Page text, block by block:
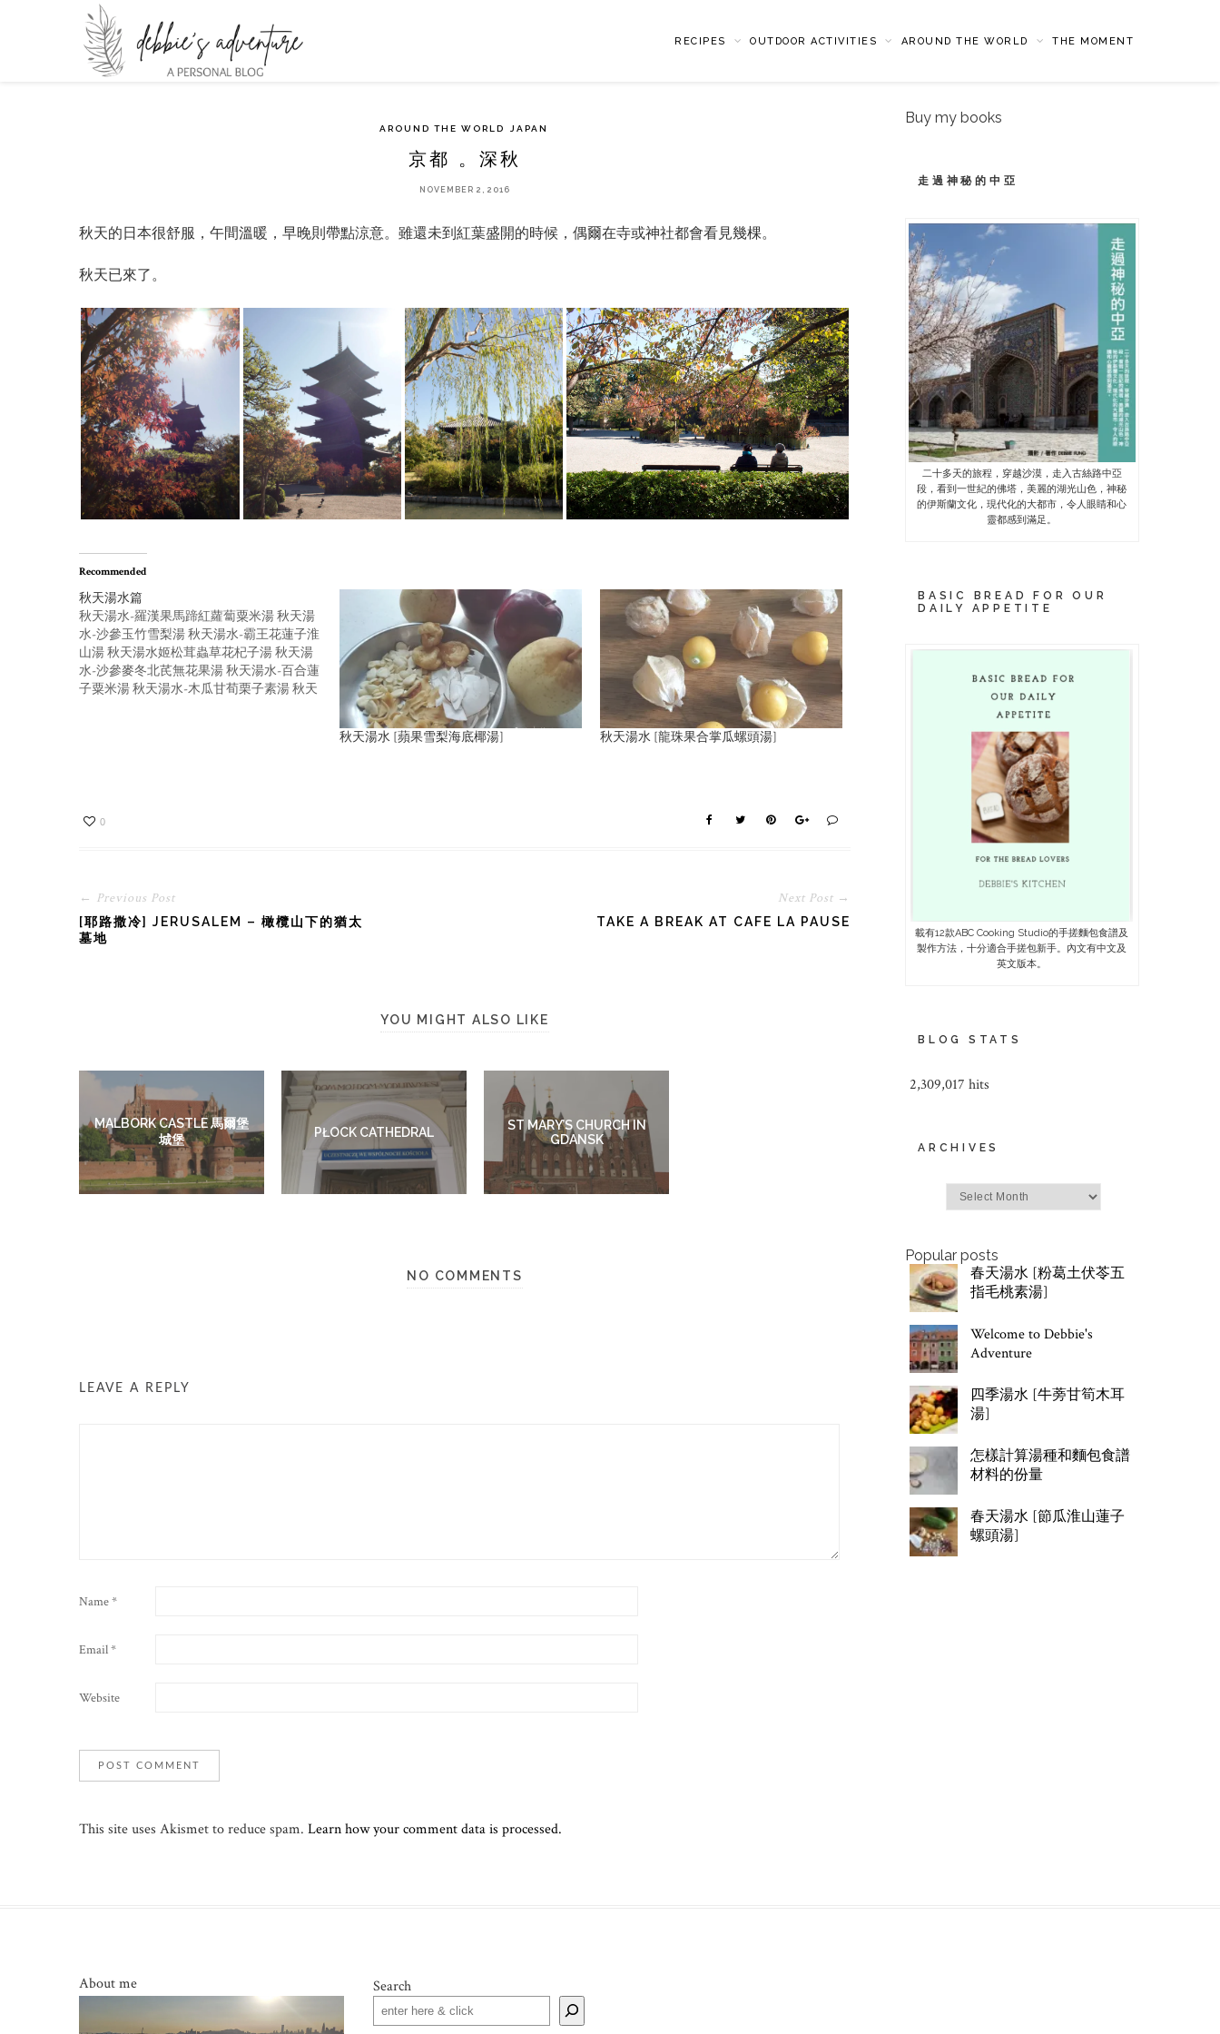
RECIPES OUTDOOR ACTIVITIES AROUND THE WORLD THE MOMENT
AROUND THE WORLD JAPAN
京都 。深秋
NOVEMBER 2, 2016
秋天的日本很舒服，午間溫暖，早晚則帶點涼意。雖還未到紅葉盛開的時候，偶爾在寺或神社都會看見幾棵。
秋天已來了。
Recommended
秋天湯水篇
秋天湯水-羅漢果馬蹄紅蘿蔔粟米湯 秋天湯
水-沙參玉竹雪梨湯 秋天湯水-霸王花蓮子淮
山湯 秋天湯水姬松茸蟲草花杞子湯 秋天湯
水-沙參麥冬北芪無花果湯 秋天湯水-百合蓮
子粟米湯 秋天湯水-木瓜甘荀栗子素湯 秋天
海底椰湯 秋天湯水-雞骨草沙參玉竹湯 秋天
瓜雪耳羅漢果湯 秋天湯水-蘋果雪梨海底椰
湯 秋天湯水-雪耳枸杞螺頭湯 秋天湯水-五
指毛桃茨實湯 秋天湯水-沙參玉竹雪耳無花
湯水-羅漢果菜乾瘦肉湯 秋天湯水-海參木耳
湯 秋天湯水-花旗參羅漢果蘋果湯 秋天湯
水-雪耳淮山玉竹湯 秋天湯水-姬松茸螺片健
胃湯 秋天湯水-清潤西洋菜湯 秋天湯水-雪
梨川貝海底椰湯 秋天湯水-生津降火湯
秋天湯水 [蘋果雪梨海底椰湯] 秋天湯水 [龍珠果合掌瓜螺頭湯]
0
← Previous Post
[耶路撒冷] JERUSALEM – 橄欖山下的猶太
墓地
Next Post →
TAKE A BREAK AT CAFE LA PAUSE
YOU MIGHT ALSO LIKE
MALBORK CASTLE 馬爾堡
城堡
PŁOCK CATHEDRAL
ST MARY’S CHURCH IN
GDANSK
NO COMMENTS
LEAVE A REPLY
Name*
Email*
Website
This site uses Akismet to reduce spam. Learn how your comment data is processed.
Buy my books
走過神秘的中亞
二十多天的旅程，穿越沙漠，走入古絲路中亞
段，看到一世紀的佛塔，美麗的湖光山色，神秘
的伊斯蘭文化，現代化的大都市，令人眼睛和心
靈都感到滿足。
BASIC BREAD FOR OUR
DAILY APPETITE
載有12款ABC Cooking Studio的手搓麵包食譜及
製作方法，十分適合手搓包新手。內文有中文及
英文版本。
BLOG STATS
2,309,017 hits
ARCHIVES
Popular posts
春天湯水 [粉葛土伏苓五
指毛桃素湯]
Welcome to Debbie's
Adventure
四季湯水 [牛蒡甘筍木耳
湯]
怎樣計算湯種和麵包食譜
材料的份量
春天湯水 [節瓜淮山蓮子
螺頭湯]
About me Search